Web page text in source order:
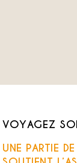
VOYAGEZ
UNE PARTIE